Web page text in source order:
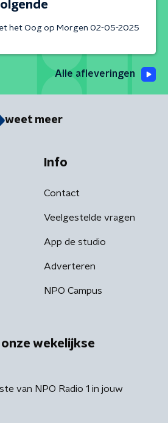
het Oog op Morgen 02-05-2025
Alle afleveringen
weet meer
Info
Contact
Veelgestelde vragen
App de studio
Adverteren
NPO Campus
wekelijkse
van NPO Radio 1 in jouw